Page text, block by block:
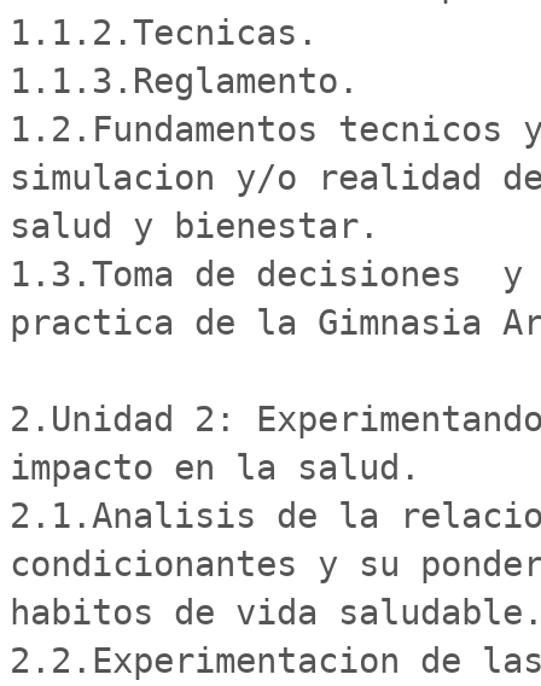
1.1.2.Tecnicas.
1.1.3.Reglamento.
1.2.Fundamentos
simulacion y/o realidad de
salud y bienestar.
1.3.Toma de decisiones
practica de la Gimnasia
2.Unidad 2:
impacto en la salud.
2.1.Analisis de la
condicionantes y su
habitos de vida
2.2.Experimentacion de